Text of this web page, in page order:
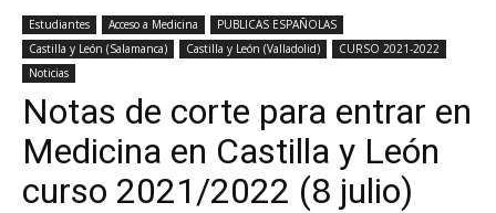
Estudiantes Acceso a Medicina
PUBLICAS ESPAÑOLAS
Castilla y León (Salamanca)
Castilla y León (Valladolid)
CURSO 2021-2022
Noticias
Notas de corte para entrar en
Medicina en Castilla y León
curso 2021/2022 (8 julio)